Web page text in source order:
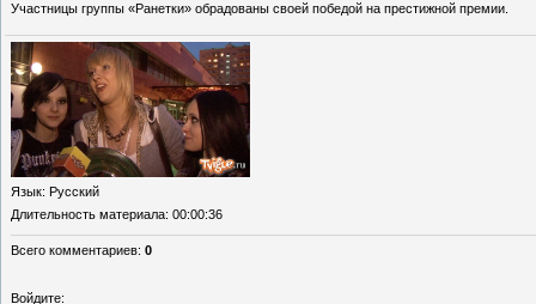
Участницы группы «Ранетки» обрадованы своей победой на престижной премии.
Язык: Русский
Длительность материала: 00:00:36
Всего комментариев: 0
Войдите: